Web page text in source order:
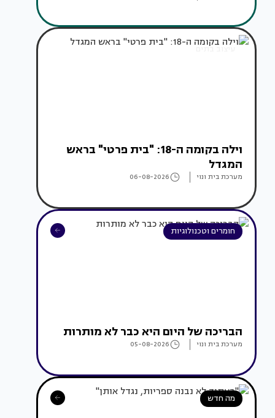
עיצוב בתים
וילה בקומה ה-18: "בית פרטי" בראש
המגדל
מערכת בית ונוי 06-08-2026
חומרים וטכנולוגיות
הבריכה של היום היא כבר לא מותרות
מערכת בית ונוי 05-08-2026
מה חדש